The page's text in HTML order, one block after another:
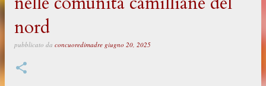
nord
pubblicato da concuoredimadre giugno 20, 2025